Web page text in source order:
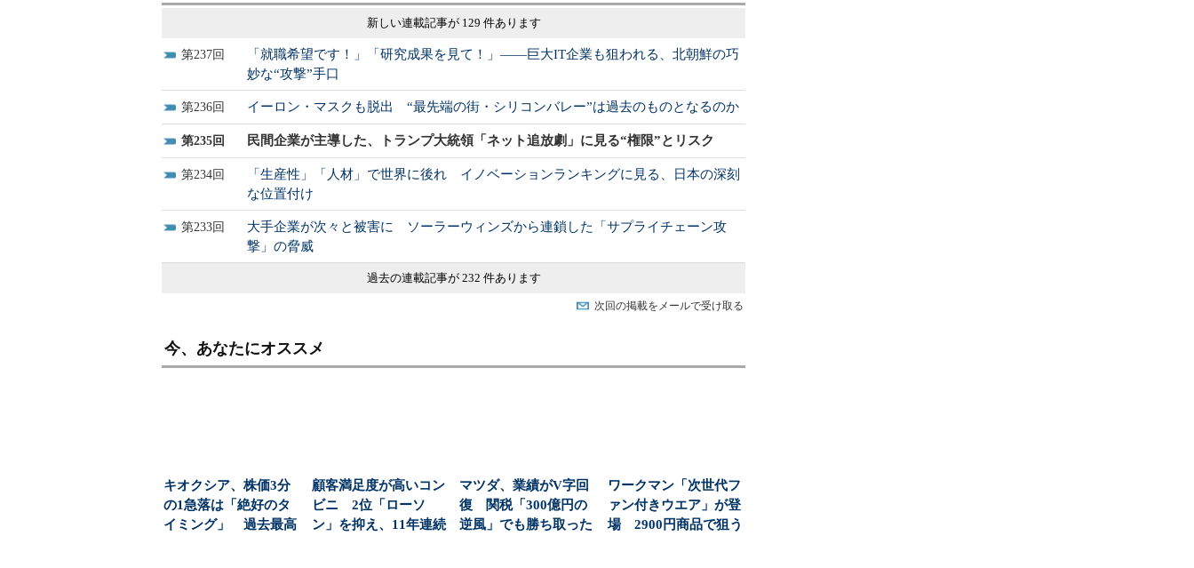
次回の掲載をメールで受け取る
新しい連載記事が 129 件あります
237
「就職希望です！」「研究成果を見て！」――巨大IT企業も狙われる、北朝鮮の巧
妙な“攻撃”手口
236 イーロン・マスクも脱出 “最先端の街・シリコンバレー”は過去のものとなるのか
235 民間企業が主導した、トランプ大統領「ネット追放劇」に見る“権限”とリスク
234
「生産性」「人材」で世界に後れ イノベーションランキングに見る、日本の深刻
な位置付け
233
大手企業が次々と被害に ソーラーウィンズから連鎖した「サプライチェーン攻
撃」の脅威
過去の連載記事が 232 件あります
今、あなたにオススメ
キオクシア、株価3分
の1急落は「絶好のタ
イミング」 過去最高
顧客満足度が高いコン
ビニ 2位「ローソ
ン」を抑え、11年連続
マツダ、業績がV字回
復 関税「300億円の
逆風」でも勝ち取った
ワークマン「次世代フ
ァン付きウエア」が登
場 2900円商品で狙う